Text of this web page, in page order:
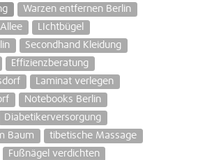
Warzen entfernen Berlin
LIchtbügel
Secondhand Kleidung
Effizienzberatung
Laminat verlegen
Notebooks Berlin
Diabetikerversorgung
Baum
tibetische Massage
Fußnägel verdichten